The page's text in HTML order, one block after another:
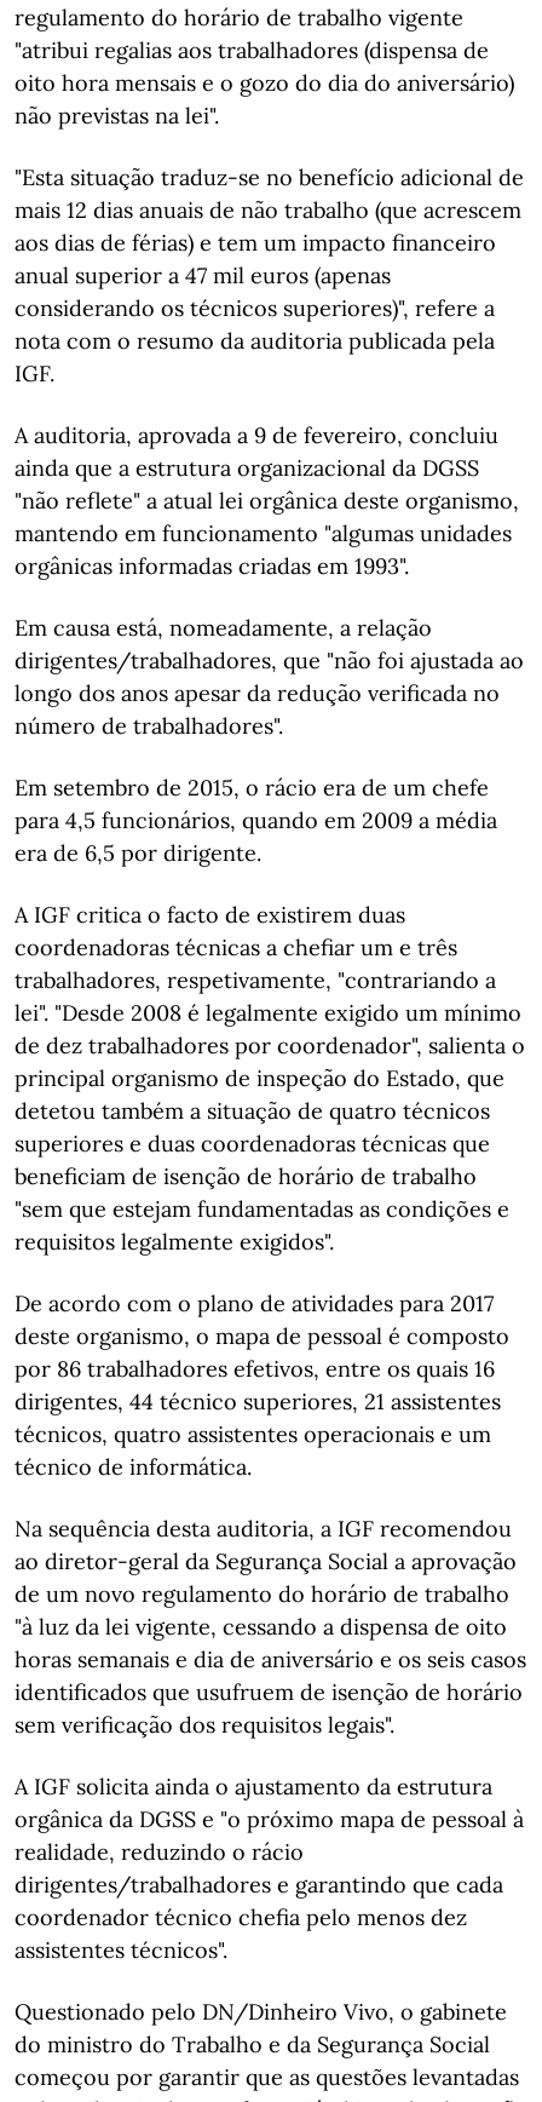
regulamento do horário de trabalho vigente
"atribui regalias aos trabalhadores (dispensa de
oito hora mensais e o gozo do dia do aniversário)
não previstas na lei".
"Esta situação traduz-se no benefício adicional de
mais 12 dias anuais de não trabalho (que acrescem
aos dias de férias) e tem um impacto financeiro
anual superior a 47 mil euros (apenas
considerando os técnicos superiores)", refere a
nota com o resumo da auditoria publicada pela
IGF.
A auditoria, aprovada a 9 de fevereiro, concluiu
ainda que a estrutura organizacional da DGSS
"não reflete" a atual lei orgânica deste organismo,
mantendo em funcionamento "algumas unidades
orgânicas informadas criadas em 1993".
Em causa está, nomeadamente, a relação
dirigentes/trabalhadores, que "não foi ajustada ao
longo dos anos apesar da redução verificada no
número de trabalhadores".
Em setembro de 2015, o rácio era de um chefe
para 4,5 funcionários, quando em 2009 a média
era de 6,5 por dirigente.
A IGF critica o facto de existirem duas
coordenadoras técnicas a chefiar um e três
trabalhadores, respetivamente, "contrariando a
lei". "Desde 2008 é legalmente exigido um mínimo
de dez trabalhadores por coordenador", salienta o
principal organismo de inspeção do Estado, que
detetou também a situação de quatro técnicos
superiores e duas coordenadoras técnicas que
beneficiam de isenção de horário de trabalho
"sem que estejam fundamentadas as condições e
requisitos legalmente exigidos".
De acordo com o plano de atividades para 2017
deste organismo, o mapa de pessoal é composto
por 86 trabalhadores efetivos, entre os quais 16
dirigentes, 44 técnico superiores, 21 assistentes
técnicos, quatro assistentes operacionais e um
técnico de informática.
Na sequência desta auditoria, a IGF recomendou
ao diretor-geral da Segurança Social a aprovação
de um novo regulamento do horário de trabalho
"à luz da lei vigente, cessando a dispensa de oito
horas semanais e dia de aniversário e os seis casos
identificados que usufruem de isenção de horário
sem verificação dos requisitos legais".
A IGF solicita ainda o ajustamento da estrutura
orgânica da DGSS e "o próximo mapa de pessoal à
realidade, reduzindo o rácio
dirigentes/trabalhadores e garantindo que cada
coordenador técnico chefia pelo menos dez
assistentes técnicos".
Questionado pelo DN/Dinheiro Vivo, o gabinete
do ministro do Trabalho e da Segurança Social
começou por garantir que as questões levantadas